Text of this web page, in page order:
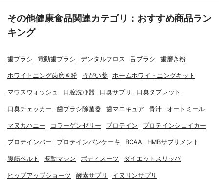
その他健康食品関連カテゴリ：おすすめ商品ラン
キング
歯ブラシ 電動歯ブラシ デンタルフロス 舌ブラシ 歯磨き粉
ホワイトニング歯磨き粉 うがい薬 ホームホワイトニングキット
マウスウォッシュ 口腔洗浄器 口臭サプリ 口臭タブレット
口臭チェッカー 歯ブラシ除菌器 歯マニキュア 青汁 オートミール
マヌカハニー コラーゲンゼリー プロテイン プロテインシェイカー
プロテインバー プロテインパンケーキ BCAA HMBサプリメント
腹筋ベルト 振動マシン ボディスーツ ダイエットスリッパ
ヒップアップショーツ 酵素サプリ イヌリンサプリ